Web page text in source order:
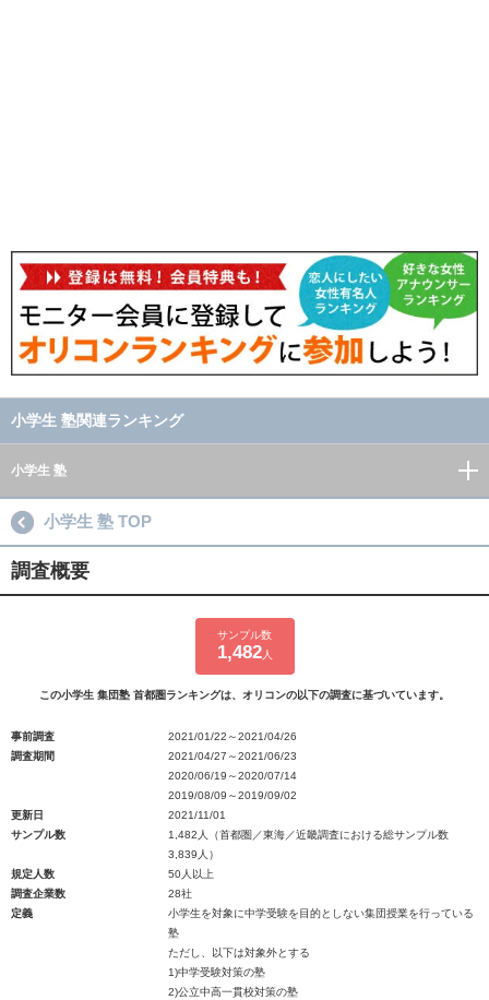
小学生 塾関連ランキング
小学生 塾
小学生 塾 TOP
調査概要
サンプル数
1,482人
この小学生 集団塾 首都圏ランキングは、オリコンの以下の調査に基づいています。
事前調査
2021/01/22～2021/04/26
調査期間
2021/04/27～2021/06/23
2020/06/19～2020/07/14
2019/08/09～2019/09/02
更新日
2021/11/01
サンプル数
1,482人（首都圏／東海／近畿調査における総サンプル数
3,839人）
規定人数
50人以上
調査企業数
28社
定義
小学生を対象に中学受験を目的としない集団授業を行っている
塾
ただし、以下は対象外とする
1)中学受験対策の塾
2)公立中高一貫校対策の塾